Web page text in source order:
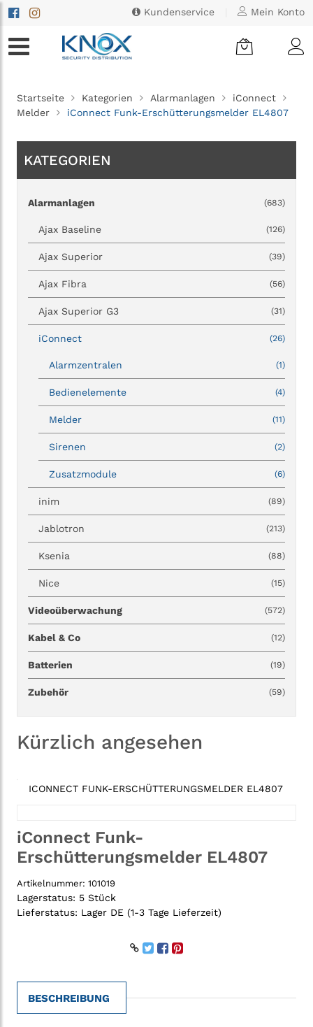
Kundenservice Mein Konto
Startseite Kategorien Alarmanlagen
iConnect
Melder
iConnect Funk-Erschütterungsmelder EL4807
KATEGORIEN
Alarmanlagen (683)
Ajax Baseline (126)
Ajax Superior (39)
Ajax Fibra (56)
Ajax Superior G3 (31)
iConnect (26)
Alarmzentralen (1)
Bedienelemente (4)
Melder (11)
Sirenen (2)
Zusatzmodule (6)
inim (89)
Jablotron (213)
Ksenia (88)
Nice (15)
Videoüberwachung (572)
Kabel & Co (12)
Batterien (19)
Zubehör (59)
Kürzlich angesehen
ICONNECT FUNK-ERSCHÜTTERUNGSMELDER EL4807
iConnect Funk-
Erschütterungsmelder EL4807
Artikelnummer: 101019
Lagerstatus: 5 Stück
Lieferstatus: Lager DE (1-3 Tage Lieferzeit)
BESCHREIBUNG